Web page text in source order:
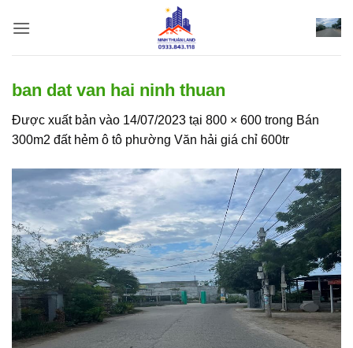
qua
ban dat van hai ninh thuan
Được xuất bản vào 14/07/2023 tại 800 × 600 trong Bán
300m2 đất hẻm ô tô phường Văn hải giá chỉ 600tr